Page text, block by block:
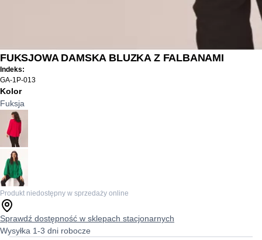
FUKSJOWA DAMSKA BLUZKA Z FALBANAMI
Indeks:
GA-1P-013
Kolor
Fuksja
Produkt niedostępny w sprzedaży online
Sprawdź dostępność w sklepach stacjonarnych
Wysyłka 1-3 dni robocze